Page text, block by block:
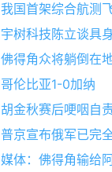
我国首架综合航测
宇树科技陈立谈具
佛得角众将躺倒在
哥伦比亚1-0加纳
胡金秋赛后哽咽自
普京宣布俄军已完
媒体：佛得角输给